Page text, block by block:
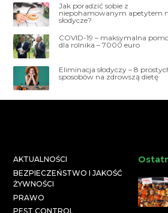
Jak poradzić sobie z
niepohamowanym apetytem
słodycze?
COVID-19 – maksymalna
dla rolnika – 7000 euro
Eliminacja słodyczy – 8
sposobów na zdrowszą dietę
AKTUALNOŚCI
BEZPIECZEŃSTWO I JAKOŚĆ
ŻYWNOŚCI
PRAWO
PEST CONTROL